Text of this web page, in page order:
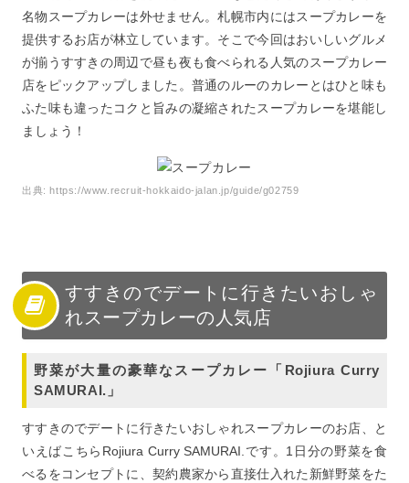
店
6
すすきののスープカレーでランチやディナーを楽しん
で！
名物スープカレーは外せません。札幌市内にはスープカレーを
提供するお店が林立しています。そこで今回はおいしいグルメ
が揃うすすきの周辺で昼も夜も食べられる人気のスープカレー
店をピックアップしました。普通のルーのカレーとはひと味も
ふた味も違ったコクと旨みの凝縮されたスープカレーを堪能し
ましょう！
出典:https://www.recruit-hokkaido-jalan.jp/guide/g02759
すすきのでデートに行きたいおしゃ
れスープカレーの人気店
野菜が大量の豪華なスープカレー「Rojiura Curry
SAMURAI.」
すすきのでデートに行きたいおしゃれスープカレーのお店、と
いえばこちらRojiura Curry SAMURAI.です。1日分の野菜を食
べるをコンセプトに、契約農家から直接仕入れた新鮮野菜をた